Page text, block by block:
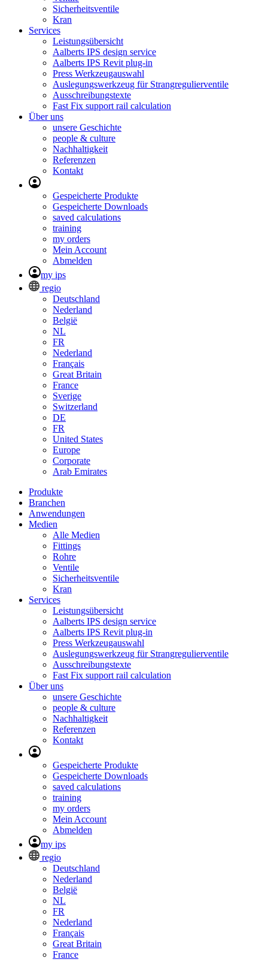
Sicherheitsventile
Kran
Services
Leistungsübersicht
Aalberts IPS design service
Aalberts IPS Revit plug-in
Press Werkzeugauswahl
Auslegungswerkzeug für Strangregulierventile
Ausschreibungstexte
Fast Fix support rail calculation
Über uns
unsere Geschichte
people & culture
Nachhaltigkeit
Referenzen
Kontakt
Gespeicherte Produkte
Gespeicherte Downloads
saved calculations
training
my orders
Mein Account
Abmelden
my ips
regio
Deutschland
Nederland
België
NL
FR
Nederland
Français
Great Britain
France
Sverige
Switzerland
DE
FR
United States
Europe
Corporate
Arab Emirates
Produkte
Branchen
Anwendungen
Medien
Alle Medien
Fittings
Rohre
Ventile
Sicherheitsventile
Kran
Services
Leistungsübersicht
Aalberts IPS design service
Aalberts IPS Revit plug-in
Press Werkzeugauswahl
Auslegungswerkzeug für Strangregulierventile
Ausschreibungstexte
Fast Fix support rail calculation
Über uns
unsere Geschichte
people & culture
Nachhaltigkeit
Referenzen
Kontakt
Gespeicherte Produkte
Gespeicherte Downloads
saved calculations
training
my orders
Mein Account
Abmelden
my ips
regio
Deutschland
Nederland
België
NL
FR
Nederland
Français
Great Britain
France